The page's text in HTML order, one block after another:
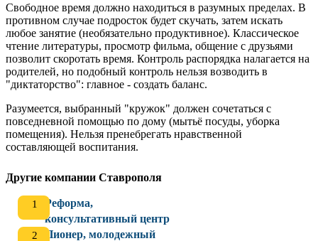
Свободное время должно находиться в разумных пределах. В
противном случае подросток будет скучать, затем искать
любое занятие (необязательно продуктивное). Классическое
чтение литературы, просмотр фильма, общение с друзьями
позволит скоротать время. Контроль распорядка налагается на
родителей, но подобный контроль нельзя возводить в
"диктаторство": главное - создать баланс.
Разумеется, выбранный "кружок" должен сочетаться с
повседневной помощью по дому (мытьё посуды, уборка
помещения). Нельзя пренебрегать нравственной
составляющей воспитания.
Другие компании Ставрополя
Реформа,
консультативный центр
Пионер, молодежный